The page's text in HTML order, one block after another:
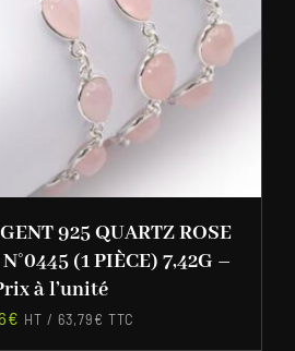
925 QUARTZ ROSE
(1 PIÈCE) 7,42G –
à l’unité
€ HT / 63,79€ TTC